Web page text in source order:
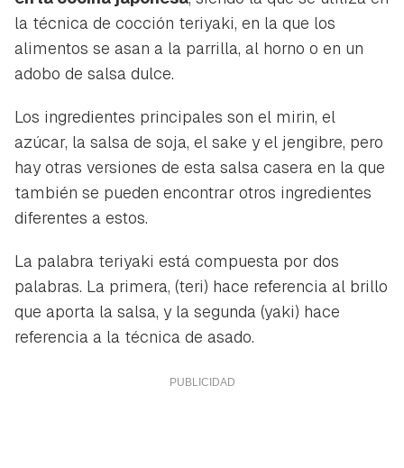
la técnica de cocción teriyaki, en la que los
alimentos se asan a la parrilla, al horno o en un
adobo de salsa dulce.
Los ingredientes principales son el mirin, el
azúcar, la salsa de soja, el sake y el jengibre, pero
hay otras versiones de esta salsa casera en la que
también se pueden encontrar otros ingredientes
diferentes a estos.
La palabra teriyaki está compuesta por dos
palabras. La primera, (teri) hace referencia al brillo
que aporta la salsa, y la segunda (yaki) hace
referencia a la técnica de asado.